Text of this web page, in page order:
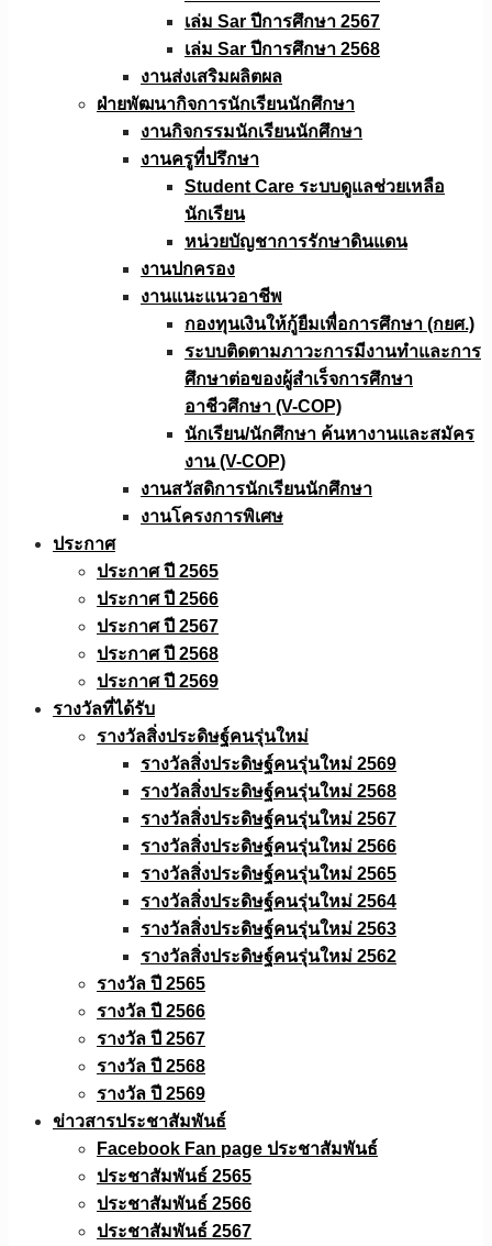
เล่ม Sar ปีการศึกษา 2567
เล่ม Sar ปีการศึกษา 2568
งานส่งเสริมผลิตผล
ฝ่ายพัฒนากิจการนักเรียนนักศึกษา
งานกิจกรรมนักเรียนนักศึกษา
งานครูที่ปรึกษา
Student Care ระบบดูแลช่วยเหลือ
นักเรียน
หน่วยบัญชาการรักษาดินแดน
งานปกครอง
งานแนะแนวอาชีพ
กองทุนเงินให้กู้ยืมเพื่อการศึกษา (กยศ.)
ระบบติดตามภาวะการมีงานทำและการ
ศึกษาต่อของผู้สำเร็จการศึกษา
อาชีวศึกษา (V-COP)
นักเรียน/นักศึกษา ค้นหางานและสมัคร
งาน (V-COP)
งานสวัสดิการนักเรียนนักศึกษา
งานโครงการพิเศษ
ประกาศ
ประกาศ ปี 2565
ประกาศ ปี 2566
ประกาศ ปี 2567
ประกาศ ปี 2568
ประกาศ ปี 2569
รางวัลที่ได้รับ
รางวัลสิ่งประดิษฐ์คนรุ่นใหม่
รางวัลสิ่งประดิษฐ์คนรุ่นใหม่ 2569
รางวัลสิ่งประดิษฐ์คนรุ่นใหม่ 2568
รางวัลสิ่งประดิษฐ์คนรุ่นใหม่ 2567
รางวัลสิ่งประดิษฐ์คนรุ่นใหม่ 2566
รางวัลสิ่งประดิษฐ์คนรุ่นใหม่ 2565
รางวัลสิ่งประดิษฐ์คนรุ่นใหม่ 2564
รางวัลสิ่งประดิษฐ์คนรุ่นใหม่ 2563
รางวัลสิ่งประดิษฐ์คนรุ่นใหม่ 2562
รางวัล ปี 2565
รางวัล ปี 2566
รางวัล ปี 2567
รางวัล ปี 2568
รางวัล ปี 2569
ข่าวสารประชาสัมพันธ์
Facebook Fan page ประชาสัมพันธ์
ประชาสัมพันธ์ 2565
ประชาสัมพันธ์ 2566
ประชาสัมพันธ์ 2567